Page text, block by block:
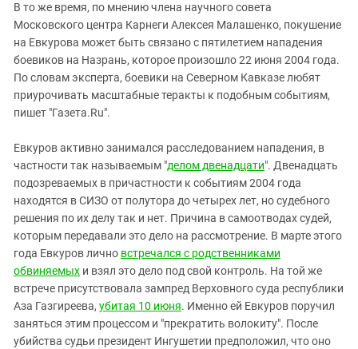
В то же время, по мнению члена научного совета
Московского центра Карнеги Алексея Малашенко, покушение
на Евкурова может быть связано с пятилетием нападения
боевиков на Назрань, которое произошло 22 июня 2004 года.
По словам эксперта, боевики на Северном Кавказе любят
приурочивать масштабные теракты к подобным событиям,
пишет "Газета.Ru".
Евкуров активно занимался расследованием нападения, в
частности так называемым "делом двенадцати". Двенадцать
подозреваемых в причастности к событиям 2004 года
находятся в СИЗО от полутора до четырех лет, но судебного
решения по их делу так и нет. Причина в самоотводах судей,
которым передавали это дело на рассмотрение. В марте этого
года Евкуров лично встречался с родственниками
обвиняемых и взял это дело под свой контроль. На той же
встрече присутствовала зампред Верховного суда республики
Аза Газгиреева, убитая 10 июня. Именно ей Евкуров поручил
заняться этим процессом и "прекратить волокиту". После
убийства судьи президент Ингушетии предположил, что оно